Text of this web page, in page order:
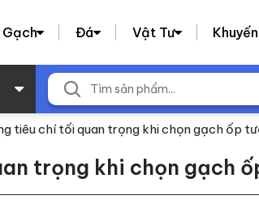
Gạch Đá Vật Tư
tiêu chí tối quan trọng khi chọn gạch ốp
trọng khi chọn gạch